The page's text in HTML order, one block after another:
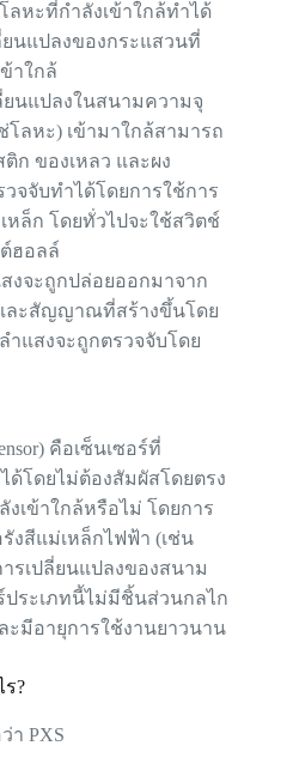
ลหะที่กำลังเข้าใกล้ทำได้
ยนแปลงของกระแสวนที่
าใกล้
ยนแปลงในสนามความจุ
โลหะ) เข้ามาใกล้สามารถ
ก ของเหลว และผง
วจจับทำได้โดยการใช้การ
หล็ก โดยทั่วไปจะใช้สวิตช์
ฮอลล์
งจะถูกปล่อยออกมาจาก
และสัญญาณที่สร้างขึ้นโดย
แสงจะถูกตรวจจับโดย
คือเซ็นเซอร์ที่
ด้โดยไม่ต้องสัมผัสโดยตรง
งเข้าใกล้หรือไม่ โดยการ
งสีแม่เหล็กไฟฟ้า (เช่น
รเปลี่ยนแปลงของสนาม
ประเภทนี้ไม่มีชิ้นส่วนกลไก
ะมีอายุการใช้งานยาวนาน
ร?
า PXS